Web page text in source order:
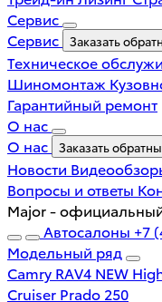
Сервис
Сервис
Заказать
Техническое
Шиномонтаж
Гарантийный ремонт
О нас
О нас
Заказать
Новости
Вопросы и ответы
Major -
Автосалоны +7
Модельный ряд
Camry RAV4 NEW
Cruiser Prado 250